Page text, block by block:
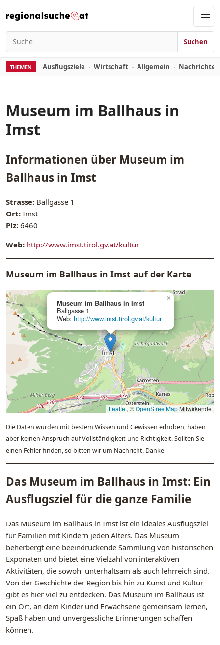
Suchen nach:
Suchen
THEMEN Ausflugsziele Wirtschaft Allgemein
Museum im Ballhaus in
Imst
Informationen über Museum im
Ballhaus in Imst
Strasse: Ballgasse 1
Ort: Imst
Plz: 6460
Web: http://www.imst.tirol.gv.at/kultur
Museum im Ballhaus in Imst auf der Karte
Museum im Ballhaus in Imst
Ballgasse 1
Web: http://www.imst.tirol.gv.at/kultur
×
Leaflet, ©OpenStreetMapMitwirkende
Die Daten wurden mit bestem Wissen und Gewissen erhoben, haben
aber keinen Anspruch auf Vollständigkeit und Richtigkeit. Sollten Sie
einen Fehler finden, so bitten wir um Nachricht. Danke
Das Museum im Ballhaus in Imst: Ein
Ausflugsziel für die ganze Familie
Das Museum im Ballhaus in Imst ist ein ideales Ausflugsziel
für Familien mit Kindern jeden Alters. Das Museum
beherbergt eine beeindruckende Sammlung von historischen
Exponaten und bietet eine Vielzahl von interaktiven
Aktivitäten, die sowohl unterhaltsam als auch lehrreich sind.
Von der Geschichte der Region bis hin zu Kunst und Kultur
gibt es hier viel zu entdecken. Das Museum im Ballhaus ist
ein Ort, an dem Kinder und Erwachsene gemeinsam lernen,
Spaß haben und unvergessliche Erinnerungen schaffen
können.